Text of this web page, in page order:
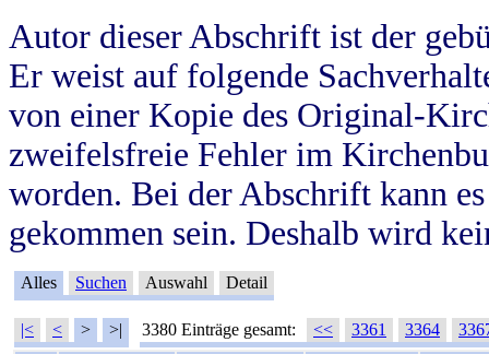
Autor dieser Abschrift ist der
Er weist auf folgende
von einer Kopie des Original-
zweifelsfreie Fehler im
worden. Bei der Abschrift kann
gekommen sein. Deshalb wird
Alles Suchen Auswahl Detail
|< < > >| 3380 Einträge gesamt: << 3361 3364